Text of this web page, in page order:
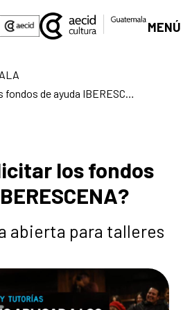
MENÚ
los fondos
abierta para talleres